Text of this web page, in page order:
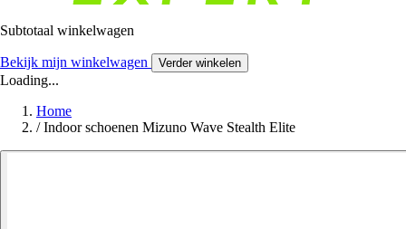
Subtotaal winkelwagen
Bekijk mijn winkelwagen Verder winkelen
Loading...
Home
/ Indoor schoenen Mizuno Wave Stealth Elite